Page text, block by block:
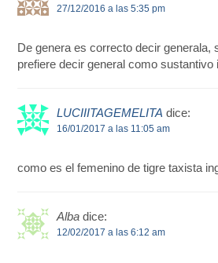
27/12/2016 a las 5:35 pm
De genera es correcto decir generala,
prefiere decir general como sustantivo
LUCIIITAGEMELITA dice:
16/01/2017 a las 11:05 am
como es el femenino de tigre taxista
Alba dice:
12/02/2017 a las 6:12 am